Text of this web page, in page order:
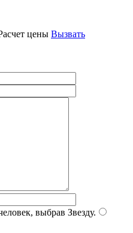
цены Вызвать
выбрав Звезду.